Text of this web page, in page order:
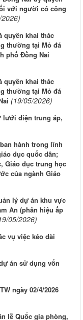
với người có công
quyền khai thác
thường tại Mỏ đá
phố Đồng Nai
quyền khai thác
thường tại Mỏ đá
(19/05/2026)
lưới điện trung áp,
hành trong lĩnh
dục quốc dân;
Giáo dục trung học
của ngành Giáo
lý dự án khu vực
An (phân hiệu ấp
05/2026)
vụ việc kéo dài
án sử dụng vốn
ngày 02/4/2026
lễ Quốc gia phòng,